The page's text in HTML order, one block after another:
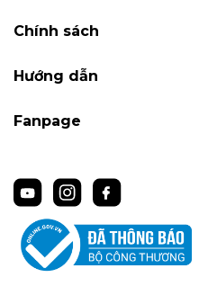
Chính sách
Hướng dẫn
Fanpage